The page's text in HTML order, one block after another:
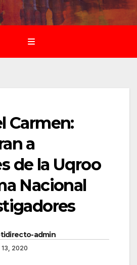
Carmen:
a
de la Uqroo
Nacional
admin
13, 2020